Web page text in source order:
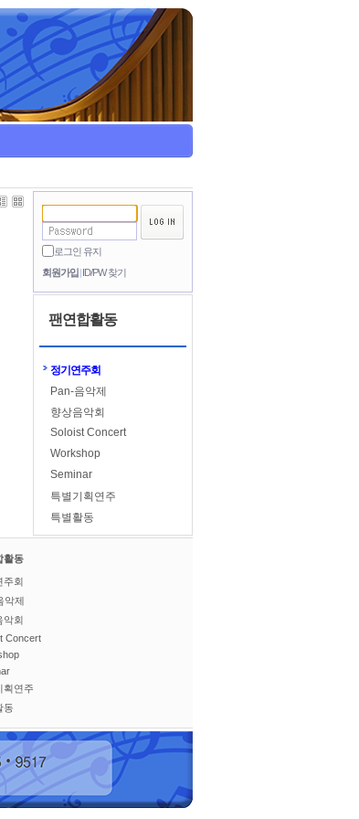
로그인 유지
회원가입 ID/PW 찾기
팬연합활동
정기연주회
Pan-음악제
향상음악회
Soloist Concert
Workshop
Seminar
특별기획연주
특별활동
활동
주회
악제
악회
Concert
획연주
동